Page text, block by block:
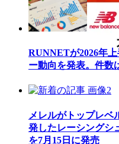
RUNNETが2026年
ー動向を発表。件数
メレルがトップレベ
発したレーシングシ
を7月15日に発売